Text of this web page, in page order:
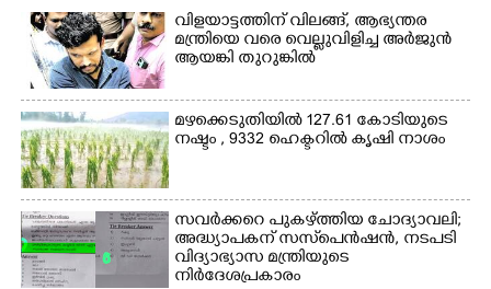
വിളയാട്ടത്തിന് വിലങ്ങ്, ആഭ്യന്തര
മന്ത്രിയെ വരെ വെല്ലുവിളിച്ച അർജുൻ
ആയങ്കി തുറുങ്കിൽ
മഴക്കെടുതിയിൽ 127.61 കോടിയുടെ
നഷ്ടം , 9332 ഹെക്ടറിൽ കൃഷി നാശം
സവർക്കറെ പുകഴ്ത്തിയ ചോദ്യാവലി;
അദ്ധ്യാപകന് സസ്‌പെൻഷൻ, നടപടി
വിദ്യാഭ്യാസ മന്ത്രിയുടെ
നിർദേശപ്രകാരം
×
Share this link